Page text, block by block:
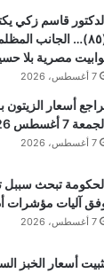
قاسم زكي
(٨٥)… الجانب
مصرية بلا
7 أغسطس، 2026
أسعار الزيتون
7 أغسطس 2026
7 أغسطس، 2026
تبحث سببل
آليات مؤشرات
7 أغسطس، 2026
أسعار الخبز